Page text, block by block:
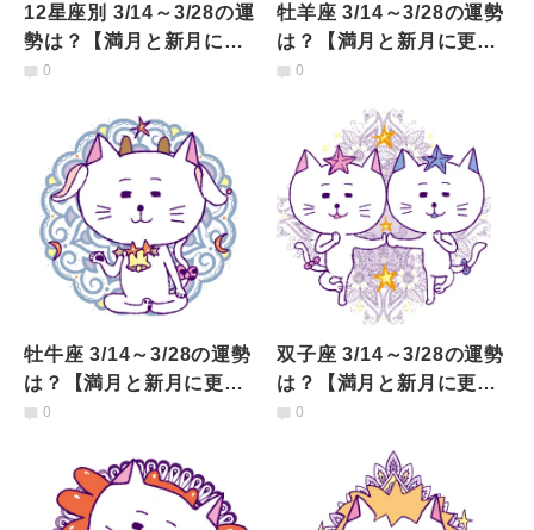
12星座別 3/14～3/28の運
勢は？【満月と新月に更
新！インド占星術】
0
牡羊座 3/14～3/28の運勢
は？【満月と新月に更
新！インド占星術】
0
牡牛座 3/14～3/28の運勢
は？【満月と新月に更
新！インド占星術】
0
双子座 3/14～3/28の運勢
は？【満月と新月に更
新！インド占星術】
0